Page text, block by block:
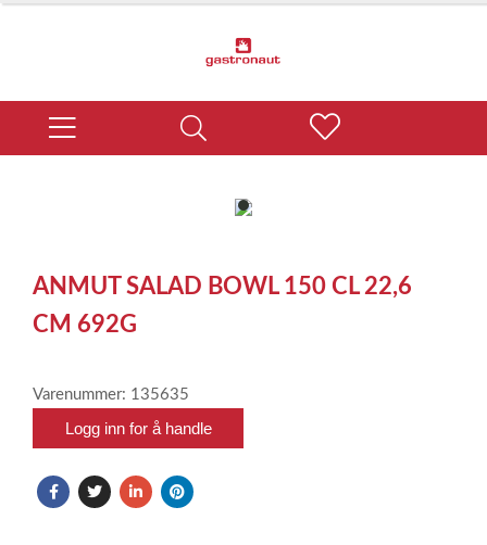
item
of
1
ANMUT SALAD BOWL 150 CL 22,6
CM 692G
Varenummer: 135635
Logg inn for å handle